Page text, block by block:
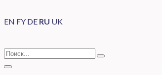
EN FY DE RU UK